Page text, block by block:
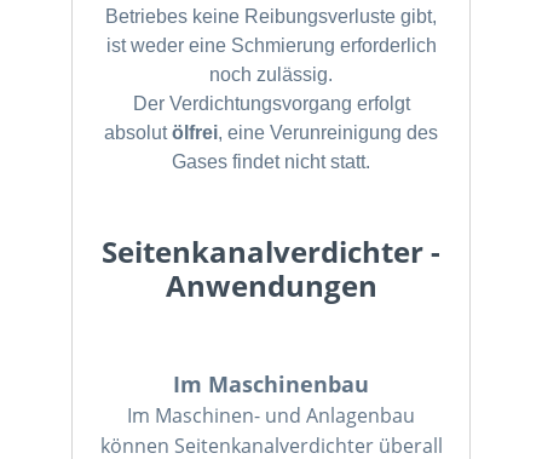
Betriebes keine Reibungsverluste gibt,
ist weder eine Schmierung erforderlich
noch zulässig.
Der Verdichtungsvorgang erfolgt
absolut ölfrei, eine Verunreinigung des
Gases findet nicht statt.
Seitenkanalverdichter -
Anwendungen
Im Maschinenbau
Im Maschinen- und Anlagenbau
können Seitenkanalverdichter überall